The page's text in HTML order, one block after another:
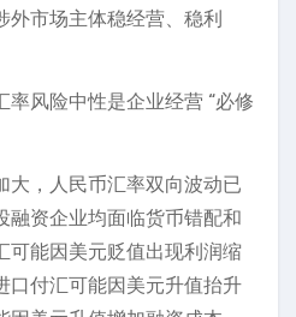
外市场主体稳经营、稳利
率风险中性是企业经营 “必修
大，人民币汇率双向波动已
融资企业均面临货币错配和
可能因美元贬值出现利润缩
口付汇可能因美元升值抬升